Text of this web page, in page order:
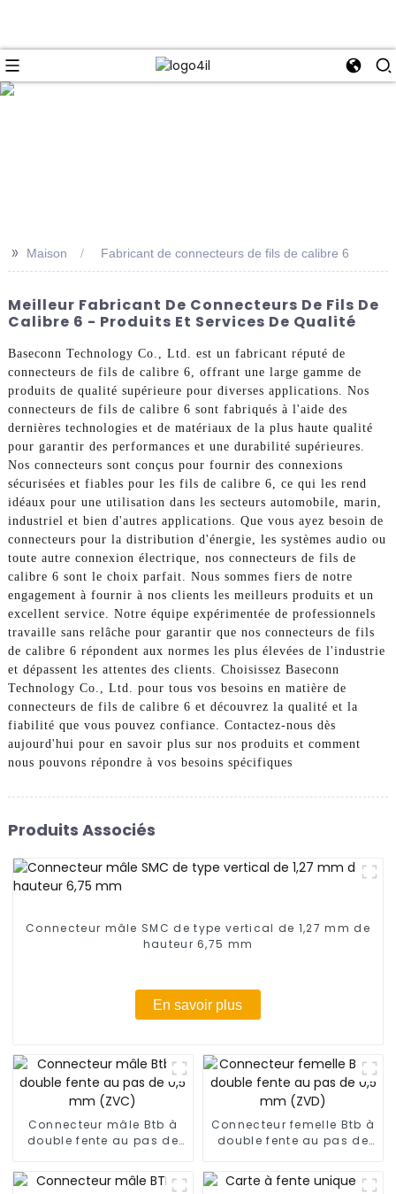
>> Maison Fabricant de connecteurs de fils de calibre 6
Meilleur Fabricant De Connecteurs De Fils De
Calibre 6 - Produits Et Services De Qualité
Baseconn Technology Co., Ltd. est un fabricant réputé de
connecteurs de fils de calibre 6, offrant une large gamme de
produits de qualité supérieure pour diverses applications. Nos
connecteurs de fils de calibre 6 sont fabriqués à l'aide des
dernières technologies et de matériaux de la plus haute qualité
pour garantir des performances et une durabilité supérieures.
Nos connecteurs sont conçus pour fournir des connexions
sécurisées et fiables pour les fils de calibre 6, ce qui les rend
idéaux pour une utilisation dans les secteurs automobile, marin,
industriel et bien d'autres applications. Que vous ayez besoin de
connecteurs pour la distribution d'énergie, les systèmes audio ou
toute autre connexion électrique, nos connecteurs de fils de
calibre 6 sont le choix parfait. Nous sommes fiers de notre
engagement à fournir à nos clients les meilleurs produits et un
excellent service. Notre équipe expérimentée de professionnels
travaille sans relâche pour garantir que nos connecteurs de fils
de calibre 6 répondent aux normes les plus élevées de l'industrie
et dépassent les attentes des clients. Choisissez Baseconn
Technology Co., Ltd. pour tous vos besoins en matière de
connecteurs de fils de calibre 6 et découvrez la qualité et la
fiabilité que vous pouvez confiance. Contactez-nous dès
aujourd'hui pour en savoir plus sur nos produits et comment
nous pouvons répondre à vos besoins spécifiques
Produits Associés
Connecteur mâle SMC de type vertical de 1,27 mm de
hauteur 6,75 mm
En savoir plus
Connecteur mâle Btb à
double fente au pas de
Connecteur femelle Btb à
double fente au pas de